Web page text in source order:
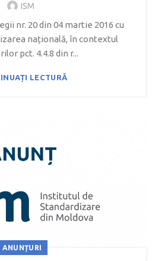
ISM
nr. 20 din 04 martie 2016 cu
națională, în contextul
pct. 4.4.8 din r...
LECTURĂ
ANUNȚURI